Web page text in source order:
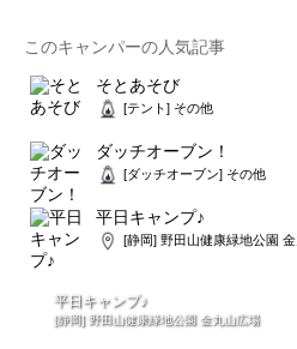
このキャンパーの人気記事
そとあそび
[テント] その他
ダッチオーブン！
[ダッチオーブン] その他
平日キャンプ♪
[静岡] 野田山健康緑地公園
平日キャンプ♪
[静岡] 野田山健康緑地公園 金丸山広場